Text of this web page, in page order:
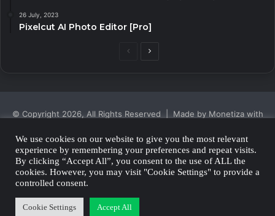
26 July, 2023
Pixelcut AI Photo Editor [Pro]
PreviousNext
© Copyright 2026, All Rights Reserved | Made by Monetiza with
| Proudly Hosted by
Monetiza
Privacy Policy
We use cookies on our website to give you the most relevant
experience by remembering your preferences and repeat visits.
By clicking “Accept All”, you consent to the use of ALL the
cookies. However, you may visit "Cookie Settings" to provide a
controlled consent.
Cookie Settings Accept All